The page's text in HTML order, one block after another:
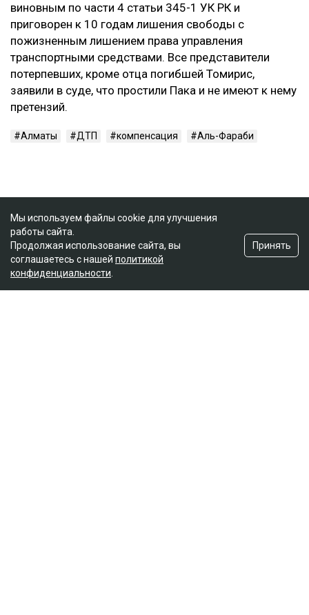
виновным по части 4 статьи 345-1 УК РК и
приговорен к 10 годам лишения свободы с
пожизненным лишением права управления
транспортными средствами. Все представители
потерпевших, кроме отца погибшей Томирис,
заявили в суде, что простили Пака и не имеют к нему
претензий.
Алматы ДТП компенсация Аль-Фараби
Мы используем файлы cookie для улучшения
работы сайта.
Продолжая использование сайта, вы
соглашаетесь с нашей политикой
конфиденциальности
Принять